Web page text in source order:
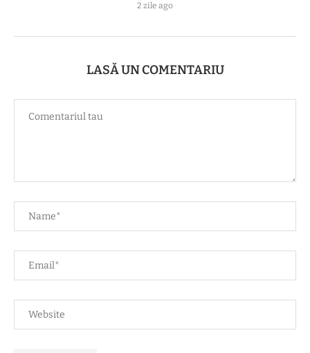
2 zile ago
LASĂ UN COMENTARIU